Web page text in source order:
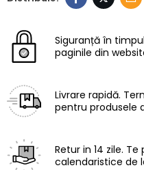
Siguranță în
paginile din
Livrare rapidă.
pentru produsele
Retur in 14 zile. Te
calendaristice de